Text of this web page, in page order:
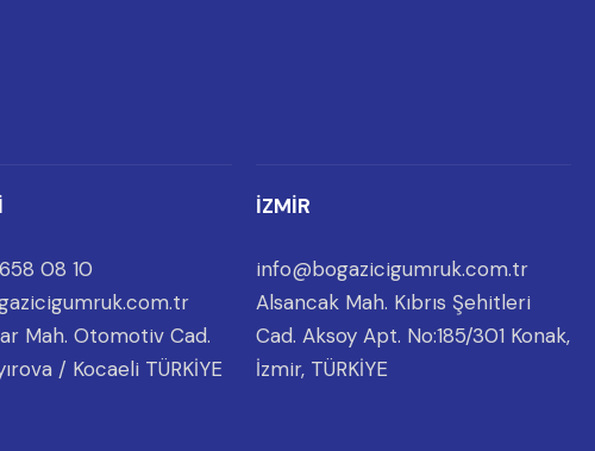
08 10
Mah. Otomotiv Cad.
/ Kocaeli TÜRKİYE
İZMİR
info@bogazicigumruk.com.tr
Alsancak Mah. Kıbrıs Şehitleri
Cad. Aksoy Apt. No:185/301 Konak,
İzmir, TÜRKİYE